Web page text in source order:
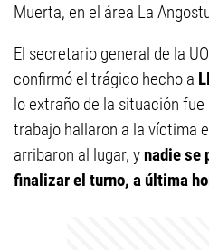
Muerta, en el área La
El secretario general de la
confirmó el trágico hecho a
lo extraño de la situación
trabajo hallaron a la víctima
arribaron al lugar, ynadie se
finalizar el turno, a última